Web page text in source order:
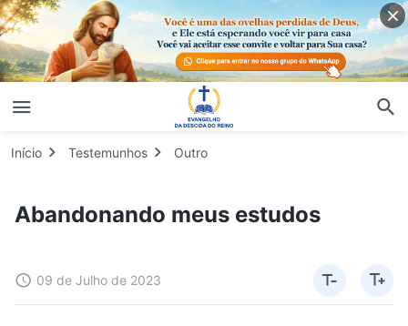
Início Testemunhos Outro
Abandonando meus estudos
09 de Julho de 2023